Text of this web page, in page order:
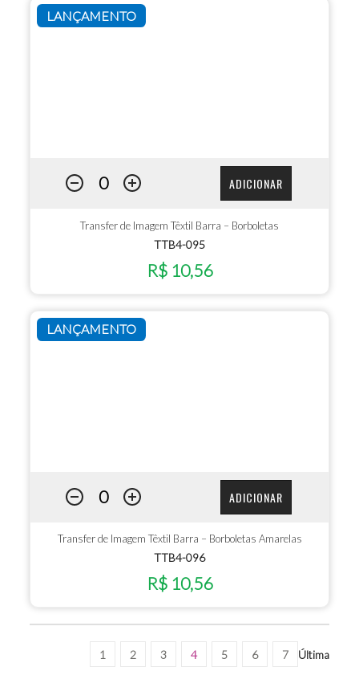
LANÇAMENTO
ADICIONAR
Transfer de Imagem Têxtil Barra – Borboletas
TTB4-095
R$ 10,56
LANÇAMENTO
ADICIONAR
Transfer de Imagem Têxtil Barra – Borboletas Amarelas
TTB4-096
R$ 10,56
1 2 3 4 5 6 7 Última